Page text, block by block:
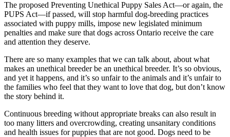
The proposed Preventing Unethical Puppy Sales Act—or again, the
PUPS Act—if passed, will stop harmful dog-breeding practices
associated with puppy mills, impose new legislated minimum
penalties and make sure that dogs across Ontario receive the care
and attention they deserve.
There are so many examples that we can talk about, about what
makes an unethical breeder be an unethical breeder. It’s so obvious,
and yet it happens, and it’s so unfair to the animals and it’s unfair to
the families who feel that they want to love that dog, but don’t know
the story behind it.
Continuous breeding without appropriate breaks can also result in
too many litters and overcrowding, creating unsanitary conditions
and health issues for puppies that are not good. Dogs need to be